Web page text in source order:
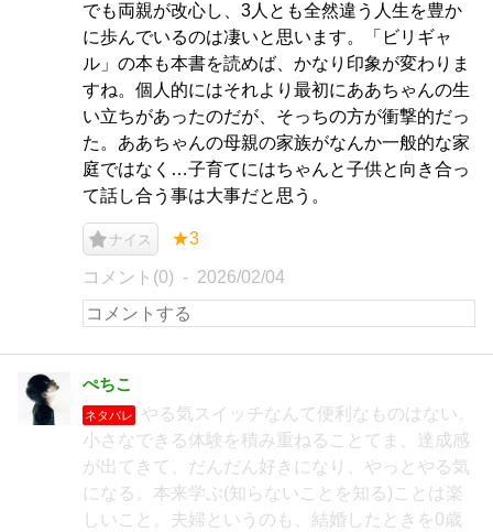
でも両親が改心し、3人とも全然違う人生を豊か
に歩んでいるのは凄いと思います。「ビリギャ
ル」の本も本書を読めば、かなり印象が変わりま
すね。個人的にはそれより最初にああちゃんの生
い立ちがあったのだが、そっちの方が衝撃的だっ
た。ああちゃんの母親の家族がなんか一般的な家
庭ではなく…子育てにはちゃんと子供と向き合っ
て話し合う事は大事だと思う。
ナイス ★3
コメント(0) 2026/02/04
ぺちこ
ネタバレ
やる気スイッチなんて便利なものはない。
小さなできる体験を積み重ねることてま、達成感
が出てきて、だんだん好きになり、やっとやる気
になる。本来学ぶ(知らないことを知る)ことは楽
しいこと。夫婦というのも、結婚したときを0歳